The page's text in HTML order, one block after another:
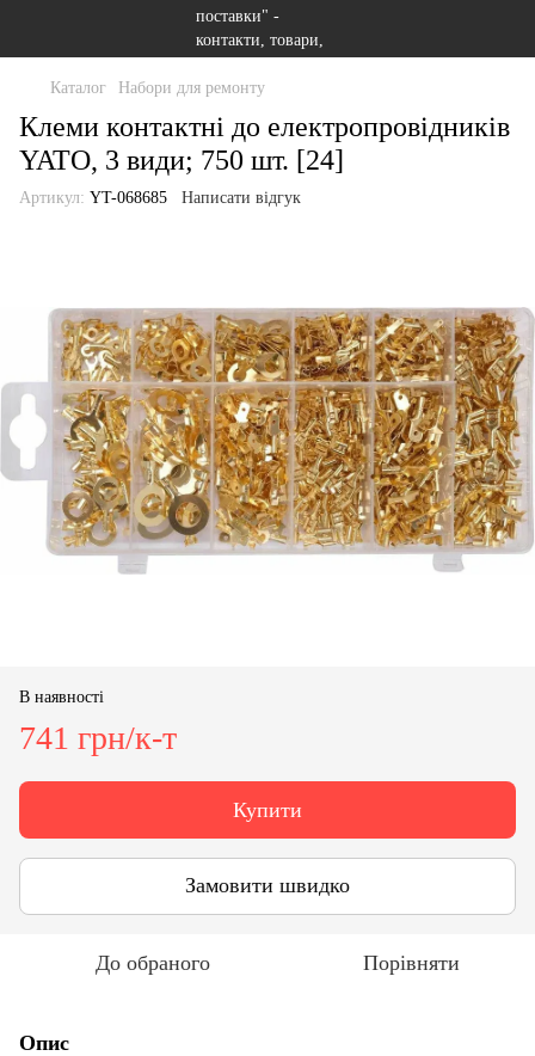
Каталог Набори для ремонту
Клеми контактні до електропровідників
YATO, 3 види; 750 шт. [24]
Артикул: YT-068685 Написати відгук
В наявності
741 грн/к-т
Купити
Замовити швидко
До обраного Порівняти
Опис